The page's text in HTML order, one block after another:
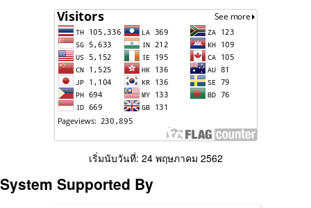
เริ่มนับวันที่: 24 พฤษภาคม 2562
System Supported By